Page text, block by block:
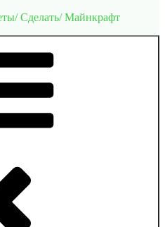
Сделать/ Майнкрафт